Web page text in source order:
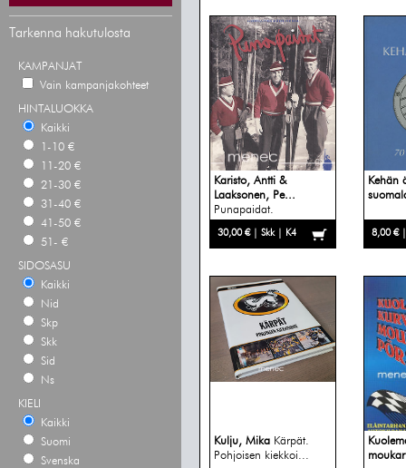
Tarkenna hakutulosta
KAMPANJAT
Vain kampanjakohteet
HINTALUOKKA
Kaikki
1-10 €
11-20 €
21-30 €
31-40 €
41-50 €
51- €
SIDOSASU
Kaikki
Nid
Skp
Skk
Sid
Ns
KIELI
Kaikki
Suomi
Svenska
Karisto, Antti &
Laaksonen, Pe...
Punapaidat.
30,00 € | Skk | K4
Kehän
8,00 €
Kulju, Mika Kärpät.
Pohjoisen kiekkoi...